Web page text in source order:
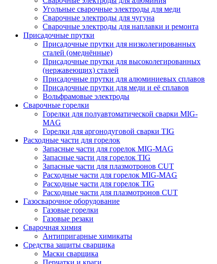
Угольные сварочные электроды для меди
Сварочные электроды для чугуна
Сварочные электроды для наплавки и ремонта
Присадочные прутки
Присадочные прутки для низколегированных
сталей (омеднённые)
Присадочные прутки для высоколегированных
(нержавеющих) сталей
Присадочные прутки для алюминиевых сплавов
Присадочные прутки для меди и её сплавов
Вольфрамовые электроды
Сварочные горелки
Горелки для полуавтоматической сварки MIG-
MAG
Горелки для аргонодуговой сварки TIG
Расходные части для горелок
Запасные части для горелок MIG-MAG
Запасные части для горелок TIG
Запасные части для плазмотронов CUT
Расходные части для горелок MIG-MAG
Расходные части для горелок TIG
Расходные части для плазмотронов CUT
Газосварочное оборудование
Газовые горелки
Газовые резаки
Сварочная химия
Антипригарные химикаты
Средства защиты сварщика
Маски сварщика
Перчатки и краги